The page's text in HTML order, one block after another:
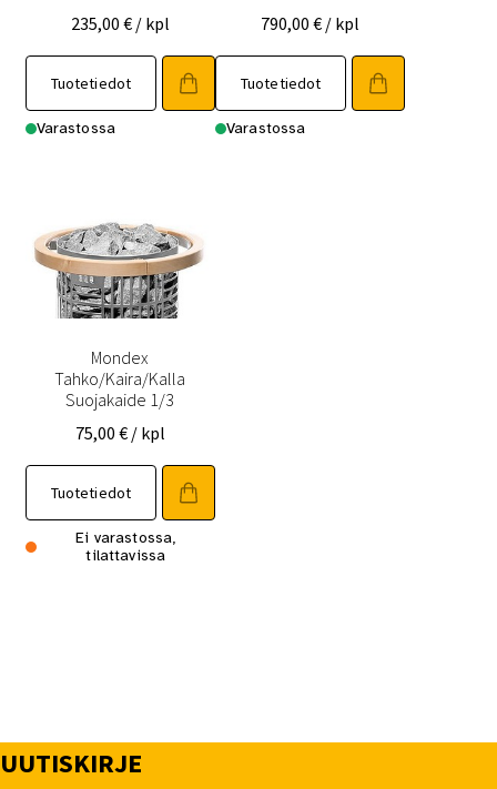
235,00 € / kpl
Tuotetiedot
Varastossa
790,00€ / kpl
Tuotetiedot
Varastossa
Mondex
Tahko/Kaira/Kalla
Suojakaide 1/3
75,00 € / kpl
Tuotetiedot
Ei varastossa,
tilattavissa
UUTISKIRJE